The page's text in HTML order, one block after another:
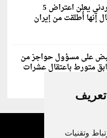
وتقنيات
الجيش الأردني يعلن اعتراض 5
إنها أُطلقت من إيران
على مسؤول حواجز من
متورط باعتقال عشرات